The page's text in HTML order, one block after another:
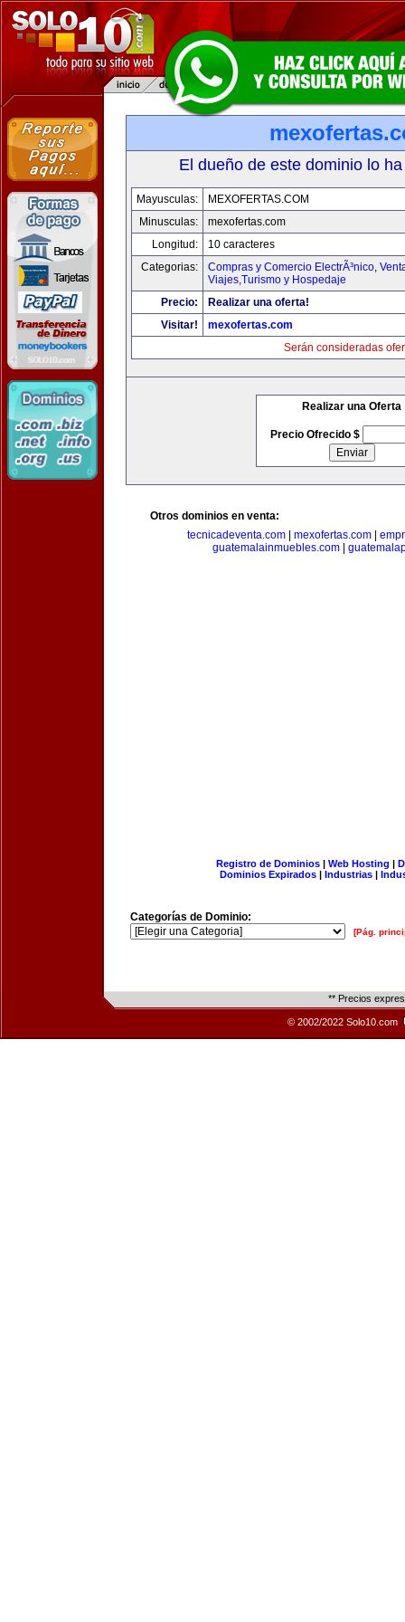
El dueño de este dominio lo
Mayusculas:
MEXOFERTAS.COM
Minusculas:
mexofertas.com
Longitud:
10 caracteres
Categorias:
Compras y Comercio ElectrÃ³nico,
Viajes,Turismo y Hospedaje
Precio:
Realizar una oferta!
Visitar!
mexofertas.com
Serán consideradas
Realizar una Oferta
Precio Ofrecido $
Otros dominios en venta:
tecnicadeventa.com
mexofertas.com
guatemalainmuebles.com|
Registro de Dominios| Web Hosting |
Dominios Expirados | Industrias |
Categorías de Dominio:
[Pág.
** Precios
© 2002/2022 Solo10.com